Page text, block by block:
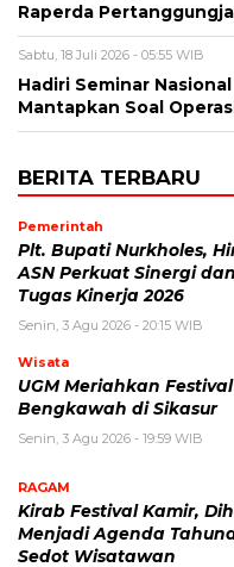
Raperda
Sabtu, 18 Juli 2026 - 05:55 WIB
Hadiri Seminar
Mantapkan Soal
BERITA TERBARU
Pemerintah
Plt. Bupati Nurkholes,
ASN Perkuat Sinergi
Tugas Kinerja 2026
Senin, 3 Agu 2026 - 20:15 WIB
Wisata
UGM Meriahkan
Bengkawah di Sikasur
Senin, 3 Agu 2026 - 19:59 WIB
RAGAM
Kirab Festival Kamir,
Menjadi Agenda
Sedot Wisatawan